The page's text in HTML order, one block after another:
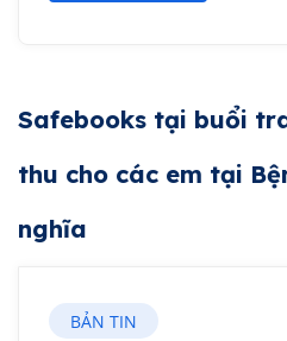
Safebooks tại buổi
thu cho các em tại
nghĩa
BẢN TIN